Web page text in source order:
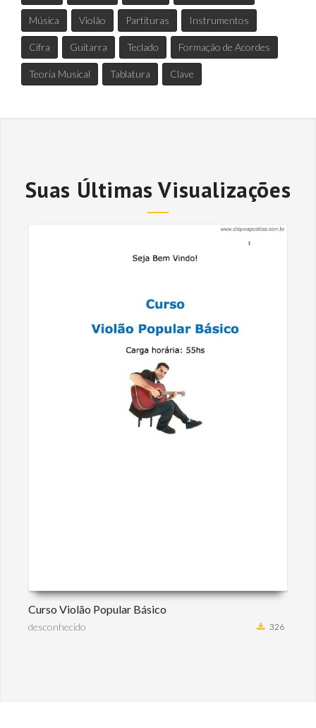
Música Violão Partituras Instrumentos
Cifra Guitarra Teclado Formação de Acordes
Teoria Musical Tablatura Clave
Suas Últimas Visualizações
Curso Violão Popular Básico
desconhecido 326